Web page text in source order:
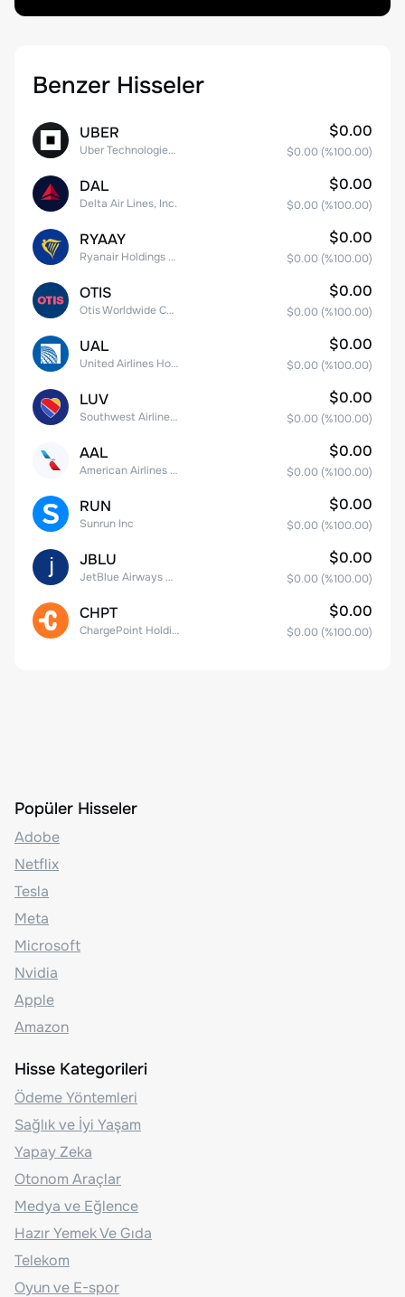
Benzer Hisseler
UBER
Uber Technologies, Inc.
$0.00
$0.00 (%100.00)
DAL
Delta Air Lines, Inc.
$0.00
$0.00 (%100.00)
RYAAY
Ryanair Holdings plc American Depositary Shares
$0.00
$0.00 (%100.00)
OTIS
Otis Worldwide Corporation
$0.00
$0.00 (%100.00)
UAL
United Airlines Holdings, Inc. Common Stock
$0.00
$0.00 (%100.00)
LUV
Southwest Airlines Co.
$0.00
$0.00 (%100.00)
AAL
American Airlines Group Inc.
$0.00
$0.00 (%100.00)
RUN
Sunrun Inc
$0.00
$0.00 (%100.00)
JBLU
JetBlue Airways Corp
$0.00
$0.00 (%100.00)
CHPT
ChargePoint Holdings, Inc.
$0.00
$0.00 (%100.00)
Popüler Hisseler
Adobe
Netflix
Tesla
Meta
Microsoft
Nvidia
Apple
Amazon
Hisse Kategorileri
Ödeme Yöntemleri
Sağlık ve İyi Yaşam
Yapay Zeka
Otonom Araçlar
Medya ve Eğlence
Hazır Yemek Ve Gıda
Telekom
Oyun ve E-spor